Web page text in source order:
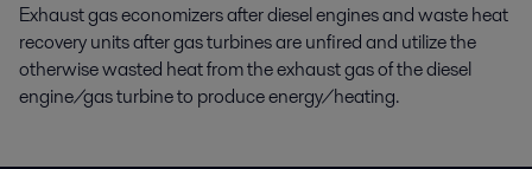
Exhaust gas economizers after diesel engines and waste heat
recovery units after gas turbines are unfired and utilize the
otherwise wasted heat from the exhaust gas of the diesel
engine/gas turbine to produce energy/heating.